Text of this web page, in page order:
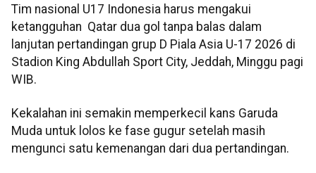
Tim nasional U17 Indonesia harus mengakui
ketangguhan Qatar dua gol tanpa balas dalam
lanjutan pertandingan grup D Piala Asia U-17 2026 di
Stadion King Abdullah Sport City, Jeddah, Minggu pagi
WIB.
Kekalahan ini semakin memperkecil kans Garuda
Muda untuk lolos ke fase gugur setelah masih
mengunci satu kemenangan dari dua pertandingan.